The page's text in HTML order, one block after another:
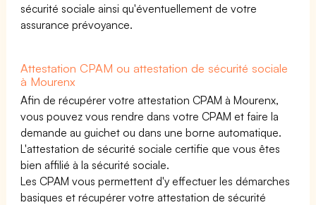
sécurité sociale ainsi qu'éventuellement de votre
assurance prévoyance.
Attestation CPAM ou attestation de sécurité sociale
à Mourenx
Afin de récupérer votre attestation CPAM à Mourenx,
vous pouvez vous rendre dans votre CPAM et faire la
demande au guichet ou dans une borne automatique.
L'attestation de sécurité sociale certifie que vous êtes
bien affilié à la sécurité sociale.
Les CPAM vous permettent d'y effectuer les démarches
basiques et récupérer votre attestation de sécurité